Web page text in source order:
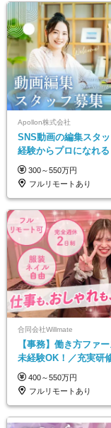
Apollon株式会社
SNS動画の編集スタ
経験からプロになれ
うちで働くフルリモ
業ゼロで18時退勤◎
300～550万円
フルリモートあり
合同会社Willmate
【事務】働き方ファ
未経験OK！／充実研
127日～／残業なし／
／リモートOK
400～550万円
フルリモートあり